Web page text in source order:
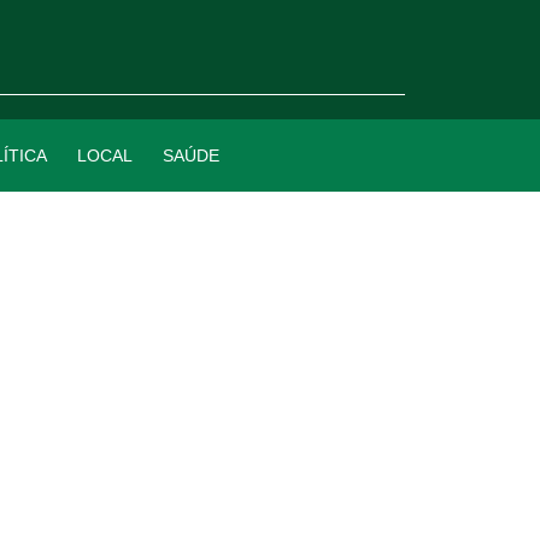
LOCAL SAÚDE